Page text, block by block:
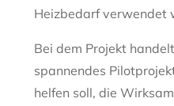
Heizbedarf verwendet
Bei dem Projekt
spannendes
helfen soll, die